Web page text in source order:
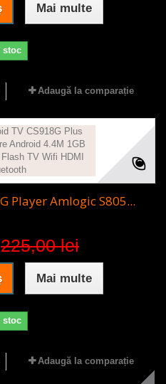
Mai multe
stoc
Adaugă la comparație
Player Amlogic S805...
225,00 lei
Mai multe
stoc
Adaugă la comparație